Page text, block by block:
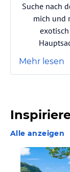
Suche nach
mich und
Mehr lesen
Alle anzeigen